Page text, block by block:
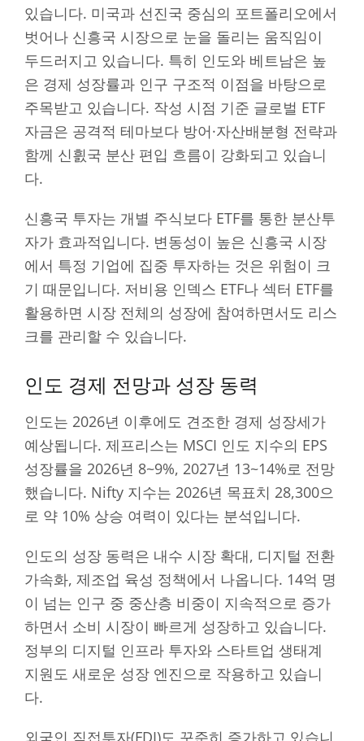
있습니다. 미국과 선진국 중심의 포트폴리오에서
벗어나 신흥국 시장으로 눈을 돌리는 움직임이
두드러지고 있습니다. 특히 인도와 베트남은 높
은 경제 성장률과 인구 구조적 이점을 바탕으로
주목받고 있습니다. 작성 시점 기준 글로벌 ETF
자금은 공격적 테마보다 방어·자산배분형 전략과
함께 신흸국 분산 편입 흐름이 강화되고 있습니
다.
신흥국 투자는 개별 주식보다 ETF를 통한 분산투
자가 효과적입니다. 변동성이 높은 신흥국 시장
에서 특정 기업에 집중 투자하는 것은 위험이 크
기 때문입니다. 저비용 인덱스 ETF나 섹터 ETF를
활용하면 시장 전체의 성장에 참여하면서도 리스
크를 관리할 수 있습니다.
인도 경제 전망과 성장 동력
인도는 2026년 이후에도 견조한 경제 성장세가
예상됩니다. 제프리스는 MSCI 인도 지수의 EPS
성장률을 2026년 8~9%, 2027년 13~14%로 전망
했습니다. Nifty 지수는 2026년 목표치 28,300으
로 약 10% 상승 여력이 있다는 분석입니다.
인도의 성장 동력은 내수 시장 확대, 디지털 전환
가속화, 제조업 육성 정책에서 나옵니다. 14억 명
이 넘는 인구 중 중산층 비중이 지속적으로 증가
하면서 소비 시장이 빠르게 성장하고 있습니다.
정부의 디지털 인프라 투자와 스타트업 생태계
지원도 새로운 성장 엔진으로 작용하고 있습니
다.
외국인 직접투자(FDI)도 꾸준히 증가하고 있습니